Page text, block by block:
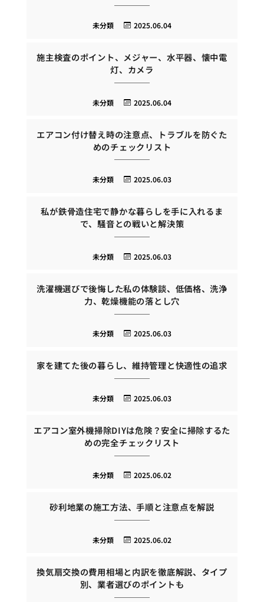
2025.06.04
未分類
施主検査のポイント、メジャー、水平器、懐中電
灯、カメラ
2025.06.04
未分類
エアコン付け替え時の注意点、トラブルを防ぐた
めのチェックリスト
2025.06.03
未分類
私が鉄骨造住宅で静かな暮らしを手に入れるま
で、騒音との戦いと解決策
2025.06.03
未分類
洗濯機選びで後悔した私の体験談、低価格、洗浄
力、乾燥機能の落とし穴
2025.06.03
未分類
家を建てた後の暮らし、維持管理と快適性の追求
2025.06.03
未分類
エアコン室外機掃除DIYは危険？安全に掃除するた
めの完全チェックリスト
2025.06.02
未分類
砂利地業の施工方法、手順と注意点を解説
2025.06.02
未分類
換気扇交換の費用相場と内訳を徹底解説、タイプ
別、業者選びのポイントも